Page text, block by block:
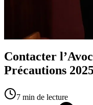
Contacter
Précautions
7 min de lecture